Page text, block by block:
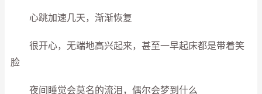
心跳加速几天，渐渐恢复
很开心，无端地高兴起来，甚至一早起床都是带着笑
脸
夜间睡觉会莫名的流泪，偶尔会梦到什么